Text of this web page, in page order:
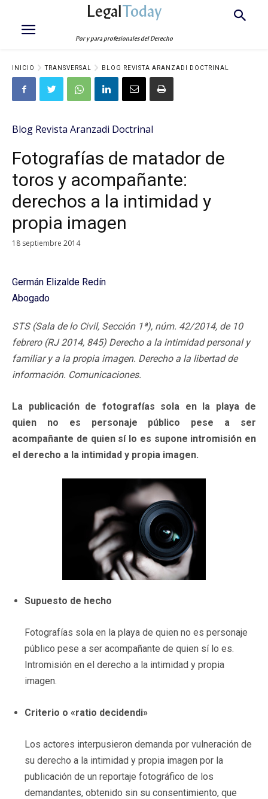
LegalToday
Por y para profesionales del Derecho
INICIO TRANSVERSAL BLOG REVISTA ARANZADI DOCTRINAL
Blog Revista Aranzadi Doctrinal
Fotografías de matador de
toros y acompañante:
derechos a la intimidad y
propia imagen
18 septiembre 2014
Germán Elizalde Redín
Abogado
STS (Sala de lo Civil, Sección 1ª), núm. 42/2014, de 10
febrero (RJ 2014, 845) Derecho a la intimidad personal y
familiar y a la propia imagen. Derecho a la libertad de
información. Comunicaciones.
La publicación de fotografías sola en la playa de
quien no es personaje público pese a ser
acompañante de quien sí lo es supone intromisión en
el derecho a la intimidad y propia imagen.
Supuesto de hecho
Fotografías sola en la playa de quien no es personaje
público pese a ser acompañante de quien sí lo es.
Intromisión en el derecho a la intimidad y propia
imagen.
Criterio o «ratio decidendi»
Los actores interpusieron demanda por vulneración de
su derecho a la intimidad y propia imagen por la
publicación de un reportaje fotográfico de los
demandantes, obtenido sin su consentimiento, que